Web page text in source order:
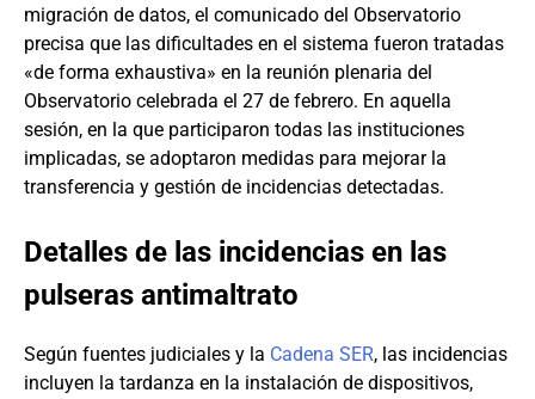
migración de datos, el comunicado del Observatorio
precisa que las dificultades en el sistema fueron tratadas
«de forma exhaustiva» en la reunión plenaria del
Observatorio celebrada el 27 de febrero. En aquella
sesión, en la que participaron todas las instituciones
implicadas, se adoptaron medidas para mejorar la
transferencia y gestión de incidencias detectadas.
Detalles de las incidencias en las
pulseras antimaltrato
Según fuentes judiciales y la Cadena SER, las incidencias
incluyen la tardanza en la instalación de dispositivos,